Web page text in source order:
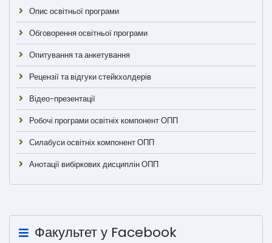
Опис освітньої програми
Обговорення освітньої програми
Опитування та анкетування
Рецензії та відгуки стейкхолдерів
Відео-презентації
Робочі програми освітніх компонент ОПП
Силабуси освітніх компонент ОПП
Анотації вибіркових дисциплін ОПП
Факультет у Facebook